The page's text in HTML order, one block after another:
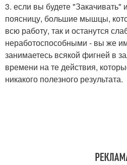
3. если вы будете "Закачивать"
поясницу, большие мышцы,
всю работу, так и останутся
неработоспособными - вы же
занимаетесь всякой фигней в
времени на те действия,
никакого полезного результата.